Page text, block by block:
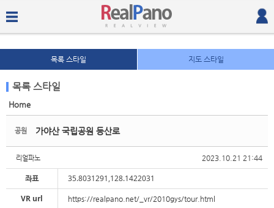
목록 스타일 지도 스타일
목록 스타일
Home
공원
2023.10.21 21:44
가야산 국립공원 등산로
리얼파노
좌표
35.8031291,128.1422031
VR url
https://realpano.net/_vr/2010gys/tour.html
Sketchbook5, 스케치북5
Sketchbook5, 스케치북5